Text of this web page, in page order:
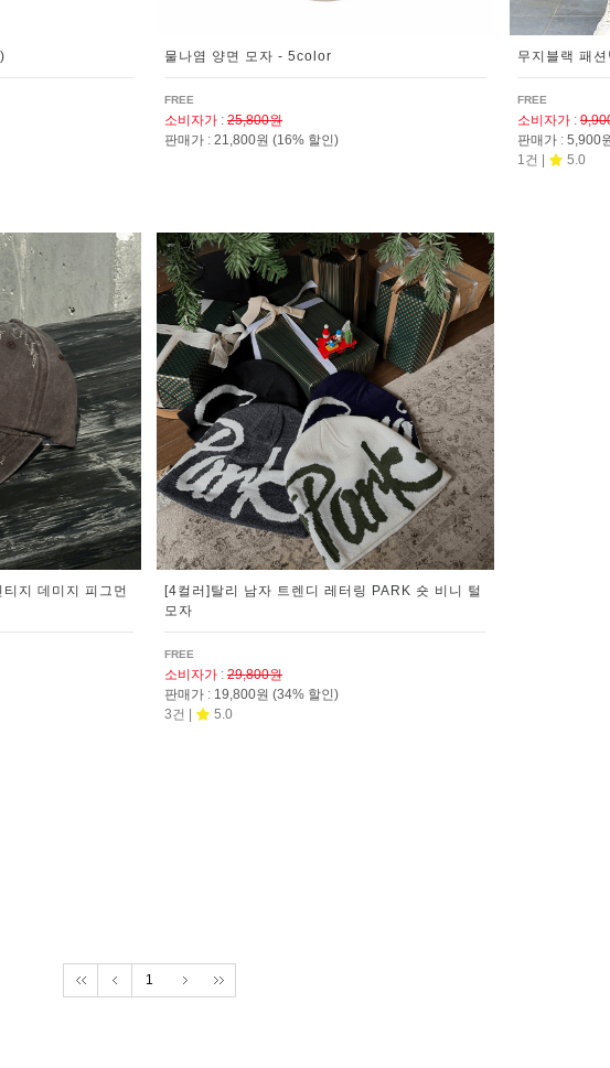
물나염 양면 모자 - 5color
FREE
소비자가 : 25,800원
판매가 : 21,800원 (16% 할인)
무지블랙 패
FREE
소비자가 :
판매가 : 5,900
1건 |
5.0
지 데미지 피그먼
[4컬러]탈리 남자 트렌디 레터링 PARK 숏 비니 털
모자
FREE
소비자가 : 29,800원
판매가 : 19,800원 (34% 할인)
3건 |
5.0
1